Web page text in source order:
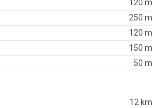
120 m
250 m
120 m
150 m
50 m
12 km